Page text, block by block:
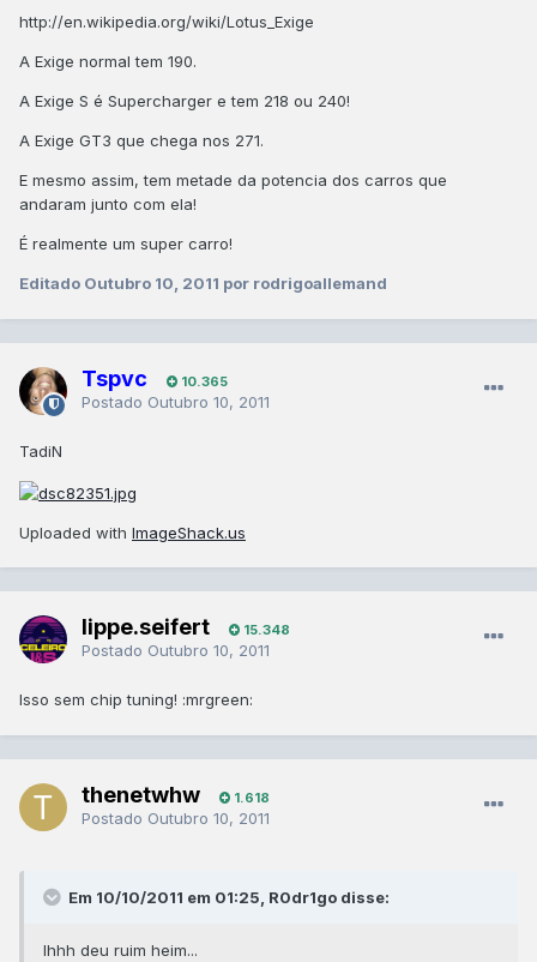
http://en.wikipedia.org/wiki/Lotus_Exige
A Exige normal tem 190.
A Exige S é Supercharger e tem 218 ou 240!
A Exige GT3 que chega nos 271.
E mesmo assim, tem metade da potencia dos carros que
andaram junto com ela!
É realmente um super carro!
Editado Outubro 10, 2011 por rodrigoallemand
Tspvc 10.365
Postado Outubro 10, 2011
TadiN
Uploaded with ImageShack.us
lippe.seifert 15.348
Postado Outubro 10, 2011
Isso sem chip tuning! :mrgreen:
thenetwhw 1.618
Postado Outubro 10, 2011
Em 10/10/2011 em 01:25, R0dr1go disse:
Ihhh deu ruim heim...